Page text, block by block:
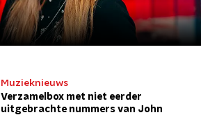
Muzieknieuws
Verzamelbox met niet eerder
uitgebrachte nummers van John